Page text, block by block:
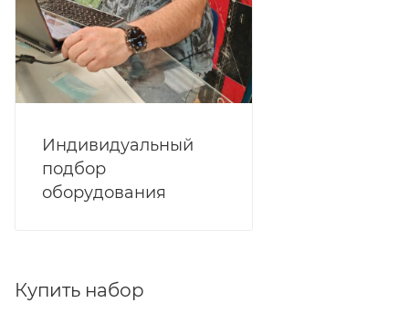
Индивидуальный
подбор
оборудования
Купить набор